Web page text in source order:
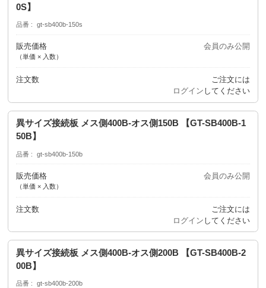
0S】
品番 gt-sb400b-150s
販売価格
（単価 × 入数）
会員のみ公開
注文数
ご注文には
ログイン してください
異サイズ接続板 メス側400B-オス側150B 【GT-SB400B-1
50B】
品番 gt-sb400b-150b
販売価格
（単価 × 入数）
会員のみ公開
注文数
ご注文には
ログイン してください
異サイズ接続板 メス側400B-オス側200B 【GT-SB400B-2
00B】
品番 gt-sb400b-200b